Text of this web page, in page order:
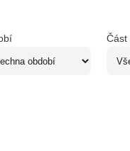
Část